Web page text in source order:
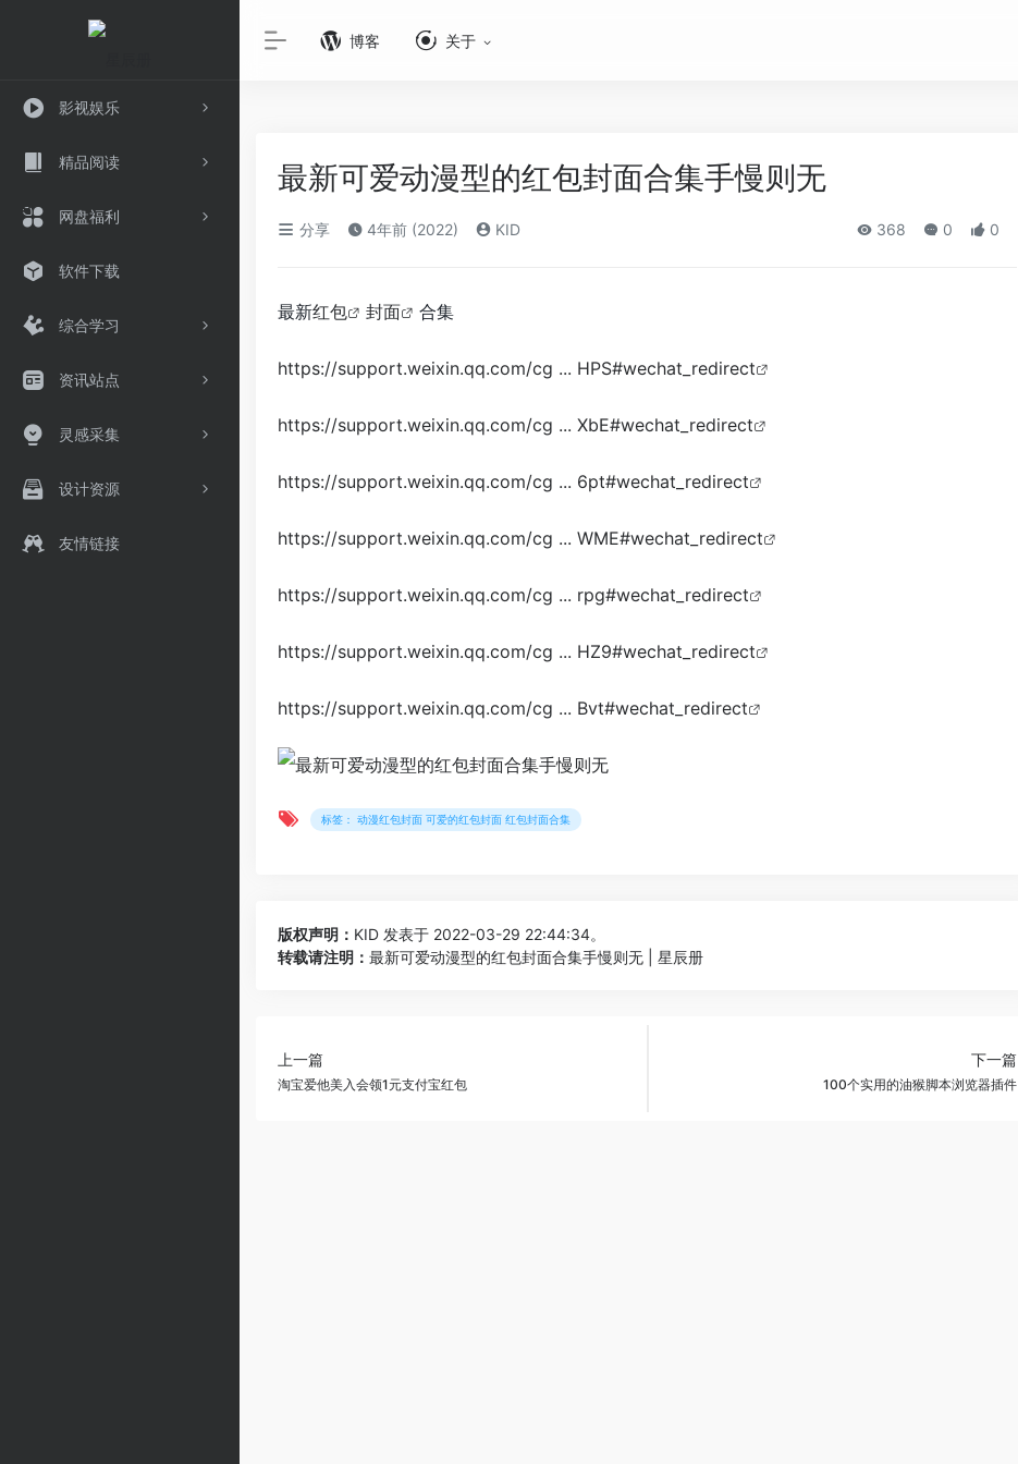
影视娱乐
精品阅读
网盘福利
软件下载
综合学习
资讯站点
灵感采集
设计资源
友情链接
博客 关于
最新可爱动漫型的红包封面合集手慢则无
分享 4年前 (2022) KID 368 0 0
最新红包 封面 合集
https://support.weixin.qq.com/cg ... HPS#wechat_redirect
https://support.weixin.qq.com/cg ... XbE#wechat_redirect
https://support.weixin.qq.com/cg ... 6pt#wechat_redirect
https://support.weixin.qq.com/cg ... WME#wechat_redirect
https://support.weixin.qq.com/cg ... rpg#wechat_redirect
https://support.weixin.qq.com/cg ... HZ9#wechat_redirect
https://support.weixin.qq.com/cg ... Bvt#wechat_redirect
标签： 动漫红包封面 可爱的红包封面 红包封面合集
版权声明： KID 发表于 2022-03-29 22:44:34。
转载请注明： 最新可爱动漫型的红包封面合集手慢则无 | 星辰册
上一篇
淘宝爱他美入会领1元支付宝红包
下一篇
100个实用的油猴脚本浏览器插件